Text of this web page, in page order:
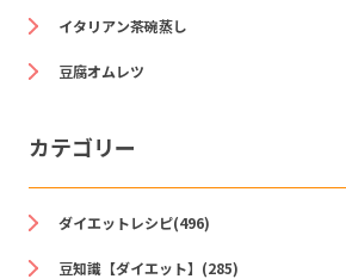
イタリアン茶碗蒸し
豆腐オムレツ
カテゴリー
ダイエットレシピ(496)
豆知識【ダイエット】(285)